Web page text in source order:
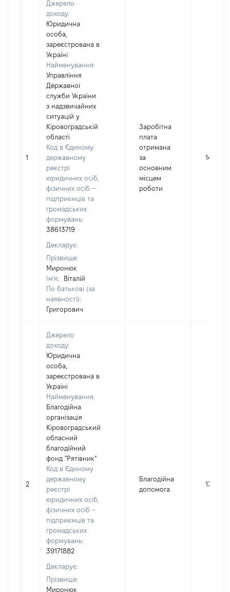
1
Джерело
доходу:
Юридична
особа,
зареєстрована в
Україні
Найменування:
Управління
Державної
служби України
з надзвичайних
ситуацій у
Кіровоградській
області
Код в Єдиному
державному
реєстрі
юридичних осіб,
фізичних осіб –
підприємців та
громадських
формувань:
38613719
Декларує:
Прізвище:
Миронюк
Ім'я:
Віталій
По батькові (за
наявності):
Григорович
Заробітна
плата
отримана
за
основним
місцем
роботи
144316
2
Джерело
доходу:
Юридична
особа,
зареєстрована в
Україні
Найменування:
Благодійна
організація
Кіровоградський
обласний
благодійний
фонд "Рятівник"
Код в Єдиному
державному
реєстрі
юридичних осіб,
фізичних осіб –
підприємців та
громадських
формувань:
39171882
Декларує:
Прізвище:
Миронюк
Благодійна
допомога
1700